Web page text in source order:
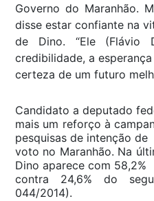
Governo do Maranhão.
disse estar confiante na
de Dino. “Ele
credibilidade, a esperança
certeza de um futuro
Candidato a deputado
mais um reforço à
pesquisas de intenção de
voto no Maranhão. Na
Dino aparece com 58,2%
contra 24,6% do
044/2014).